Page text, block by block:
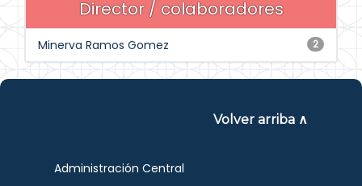
Director / colaboradores
2
Minerva Ramos Gomez
Volver arriba ∧
Administración Central